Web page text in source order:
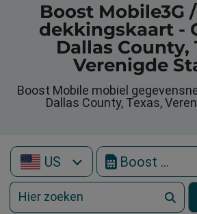
Boost Mobile3G
dekkingskaart -
Dallas County,
Verenigde
Boost Mobile mobiel
Dallas County, Texas,
US Boost Mobile